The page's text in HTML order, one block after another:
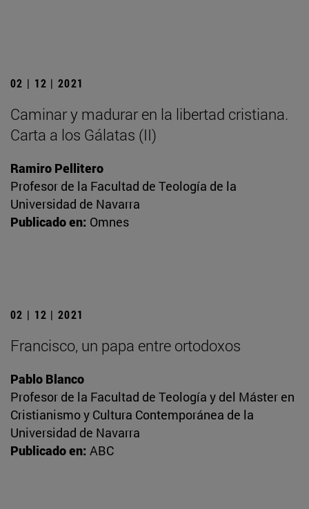
02 | 12 | 2021
Caminar y madurar en la libertad cristiana.
Carta a los Gálatas (II)
Ramiro Pellitero
Profesor de la Facultad de Teología de la
Universidad de Navarra
Publicado en: Omnes
02 | 12 | 2021
Francisco, un papa entre ortodoxos
Pablo Blanco
Profesor de la Facultad de Teología y del Máster en
Cristianismo y Cultura Contemporánea de la
Universidad de Navarra
Publicado en: ABC